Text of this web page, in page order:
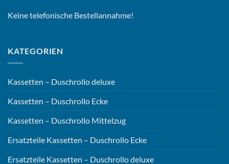
Keine telefonische Bestellannahme!
KATEGORIEN
Kassetten – Duschrollo deluxe
Kassetten – Duschrollo Ecke
Kassetten – Duschrollo Mittelzug
Ersatzteile Kassetten – Duschrollo Ecke
Ersatzteile Kassetten – Duschrollo deluxe